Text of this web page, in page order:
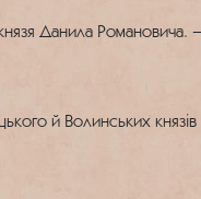
Данила Романовича.
й Волинських